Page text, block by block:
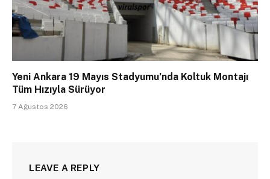
Yeni Ankara 19 Mayıs Stadyumu’nda Koltuk Montajı
Tüm Hızıyla Sürüyor
7 Ağustos 2026
LEAVE A REPLY